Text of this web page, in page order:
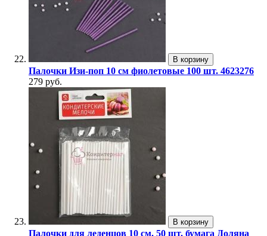
В корзину
Палочки Изи-поп 10 см фиолетовые 100 шт. 4623276
279 руб.
В корзину
Палочки для леденцов 10 см. 50 шт. бумага Доляна